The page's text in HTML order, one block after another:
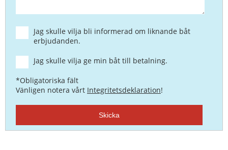
Jag skulle vilja bli informerad om liknande båt
erbjudanden.
Jag skulle vilja ge min båt till betalning.
*Obligatoriska fält
Vänligen notera vårt Integritetsdeklaration!
Skicka